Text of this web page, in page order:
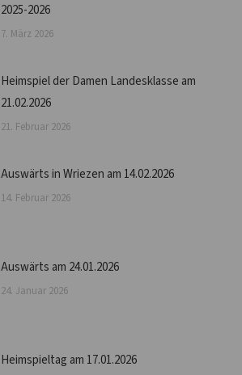
2025-2026
7. März 2026
Heimspiel der Damen Landesklasse am
21.02.2026
21. Februar 2026
Auswärts in Wriezen am 14.02.2026
14. Februar 2026
Auswärts am 24.01.2026
24. Januar 2026
Heimspieltag am 17.01.2026